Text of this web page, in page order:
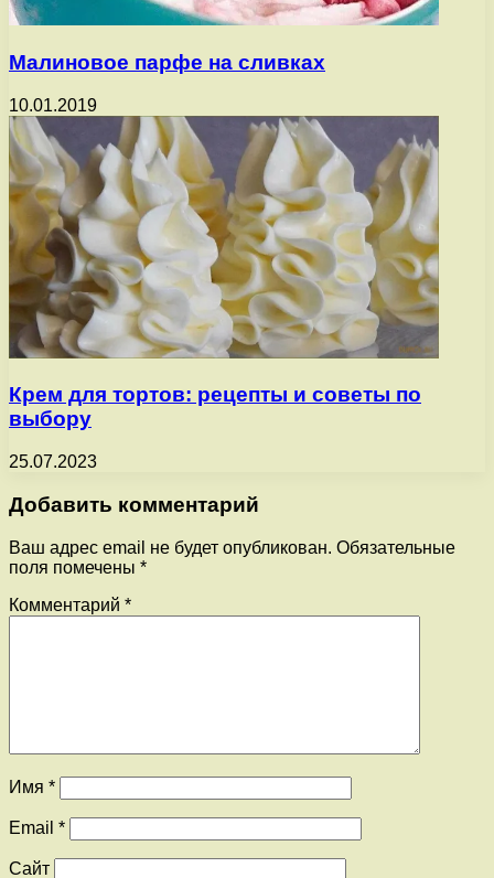
Малиновое парфе на сливках
10.01.2019
Крем для тортов: рецепты и советы по
выбору
25.07.2023
Добавить комментарий
Ваш адрес email не будет опубликован. Обязательные
поля помечены *
Комментарий *
Имя *
Email *
Сайт